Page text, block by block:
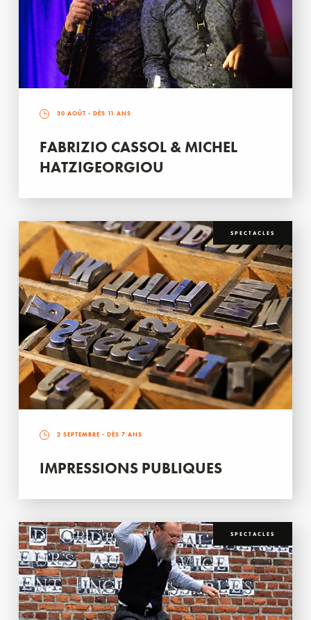
30 AOÛT - DÈS 11 ANS
FABRIZIO CASSOL & MICHEL
HATZIGEORGIOU
SPECTACLES
2 SEPTEMBRE - DÈS 7 ANS
IMPRESSIONS PUBLIQUES
SPECTACLES